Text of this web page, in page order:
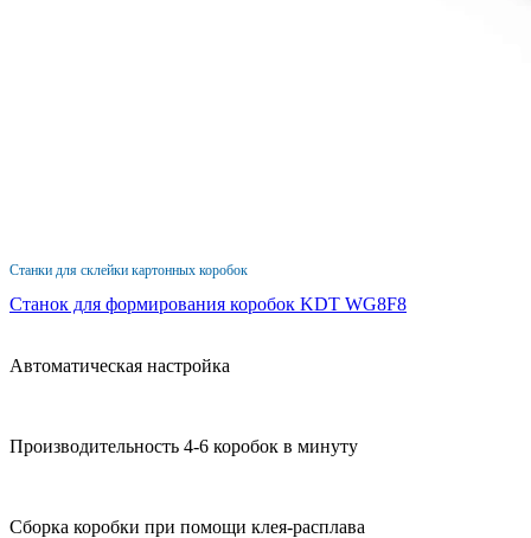
Станки для склейки картонных коробок
Станок для формирования коробок KDT WG8F8
Автоматическая настройка
Производительность 4-6 коробок в минуту
Сборка коробки при помощи клея-расплава